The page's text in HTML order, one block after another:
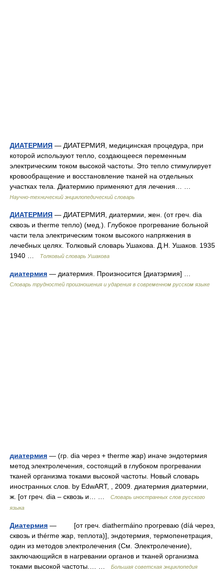
ДИАТЕРМИЯ — ДИАТЕРМИЯ, медицинская процедура, при
которой используют тепло, создающееся переменным
электрическим током высокой частоты. Это тепло стимулирует
кровообращение и восстановление тканей на отдельных
участках тела. Диатермию применяют для лечения… …
Научно-технический энциклопедический словарь
ДИАТЕРМИЯ — ДИАТЕРМИЯ, диатермии, жен. (от греч. dia
сквозь и therme тепло) (мед.). Глубокое прогревание больной
части тела электрическим током высокого напряжения в
лечебных целях. Толковый словарь Ушакова. Д.Н. Ушаков. 1935
1940 …
Толковый словарь Ушакова
диатермия — диатермия. Произносится [диатэрмия] …
Словарь трудностей произношения и ударения в современном русском языке
диатермия — (гр. dia через + therme жар) иначе эндотермия
метод электролечения, состоящий в глубоком прогревании
тканей организма токами высокой частоты. Новый словарь
иностранных слов. by EdwART, , 2009. диатермия диатермии,
ж. [от греч. dia – сквозь и… …
Словарь иностранных слов русского
языка
Диатермия — [от греч. diathermáino прогреваю (díá через,
сквозь и thérme жар, теплота)], эндотермия, термопенетрация,
один из методов электролечения (См. Электролечение),
заключающийся в нагревании органов и тканей организма
токами высокой частоты.… …
Большая советская энциклопедия